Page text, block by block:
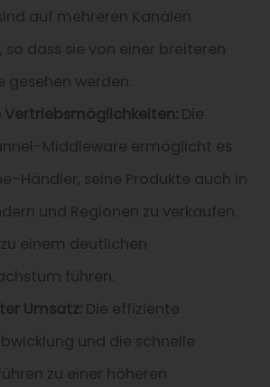
auf mehreren Kanälen
so dass sie von einer breiteren
gesehen werden.
Vertriebsmöglichkeiten: Die
Middleware ermöglicht es
Händler, seine Produkte auch in
und Regionen zu verkaufen.
einem deutlichen
führen.
Umsatz: Die effiziente
und die schnelle
zu einer höheren